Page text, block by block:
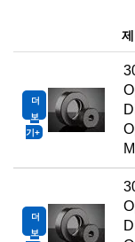
더
보
기
더
보